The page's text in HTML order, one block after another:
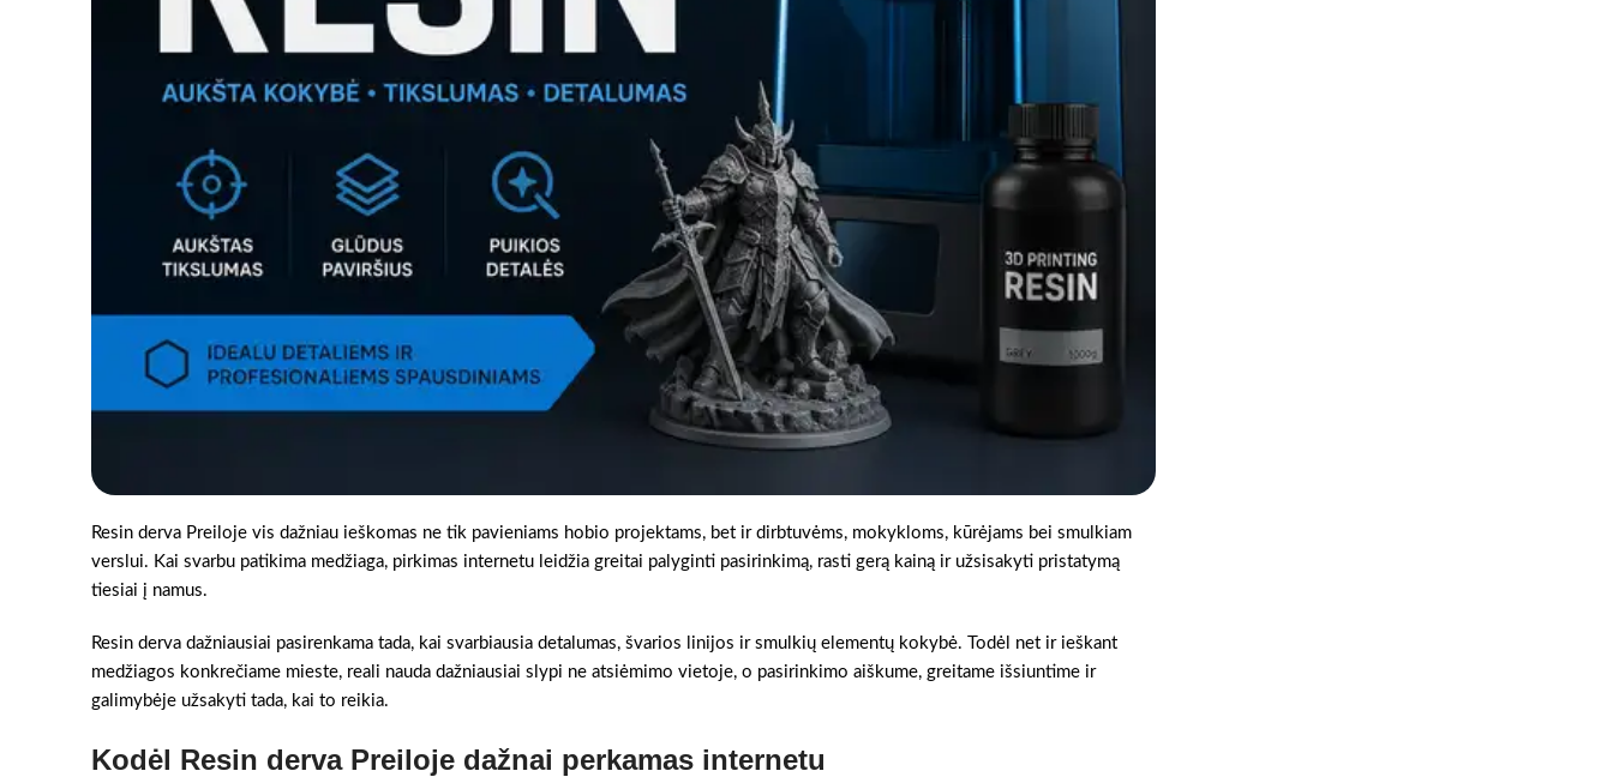
Resin derva Preiloje vis dažniau ieškomas ne tik pavieniams hobio projektams, bet ir dirbtuvėms, mokykloms, kūrėjams bei smulkiam
verslui. Kai svarbu patikima medžiaga, pirkimas internetu leidžia greitai palyginti pasirinkimą, rasti gerą kainą ir užsisakyti pristatymą
tiesiai į namus.
Resin derva dažniausiai pasirenkama tada, kai svarbiausia detalumas, švarios linijos ir smulkių elementų kokybė. Todėl net ir ieškant
medžiagos konkrečiame mieste, reali nauda dažniausiai slypi ne atsiėmimo vietoje, o pasirinkimo aiškume, greitame išsiuntime ir
galimybėje užsakyti tada, kai to reikia.
Kodėl Resin derva Preiloje dažnai perkamas internetu